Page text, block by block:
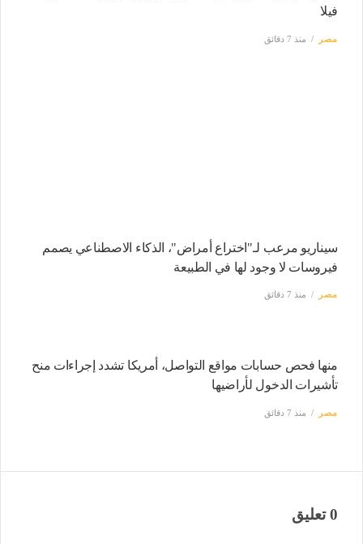
فيلا
مصر منذ 7 دقائق
سيناريو مرعب لـ"اختراع أمراض"، الذكاء الاصطناعي يصمم
فيروسات لا وجود لها في الطبيعة
مصر منذ 7 دقائق
منها فحص حسابات مواقع التواصل، أمريكا تشدد إجراءات منح
تأشيرات الدخول لأراضيها
مصر منذ 7 دقائق
0 تعليق